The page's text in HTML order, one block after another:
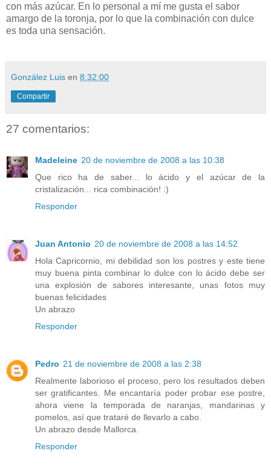
con más azúcar. En lo personal a mí me gusta el sabor
amargo de la toronja, por lo que la combinación con dulce
es toda una sensación.
González Luis en 8:32:00
Compartir
27 comentarios:
Madeleine 20 de noviembre de 2008 a las 10:38
Que rico ha de saber... lo ácido y el azúcar de la
cristalización... rica combinación! :)
Responder
Juan Antonio 20 de noviembre de 2008 a las 14:52
Hola Capricornio, mi debilidad son los postres y este tiene
muy buena pinta combinar lo dulce con lo ácido debe ser
una explosión de sabores interesante, unas fotos muy
buenas felicidades
Un abrazo
Responder
Pedro 21 de noviembre de 2008 a las 2:38
Realmente laborioso el proceso, pero los resultados deben
ser gratificantes. Me encantaría poder probar ese postre,
ahora viene la temporada de naranjas, mandarinas y
pomelos, así que trataré de llevarlo a cabo.
Un abrazo desde Mallorca.
Responder